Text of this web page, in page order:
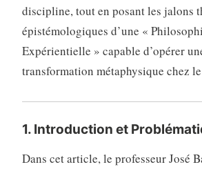
discipline, tout en posant les jalons
épistémologiques d’une «
Expérientielle » capable d’opérer
transformation métaphysique chez
1. Introduction et
Dans cet article, le professeur José